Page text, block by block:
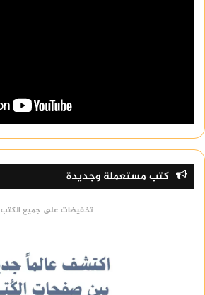
كتب مستعملة وجديدة
تخفيضات على جميع الكتب